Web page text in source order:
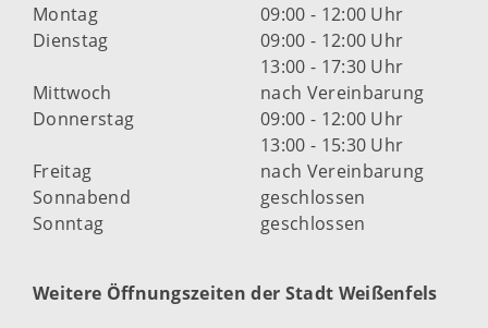
Montag
09:00 - 12:00 Uhr
Dienstag
09:00 - 12:00 Uhr
13:00 - 17:30 Uhr
Mittwoch
nach Vereinbarung
Donnerstag
09:00 - 12:00 Uhr
13:00 - 15:30 Uhr
Freitag
nach Vereinbarung
Sonnabend
geschlossen
Sonntag
geschlossen
Weitere Öffnungszeiten der Stadt Weißenfels